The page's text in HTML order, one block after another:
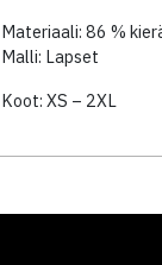
Materiaali: 86 %
Malli: Lapset
Koot: XS – 2XL